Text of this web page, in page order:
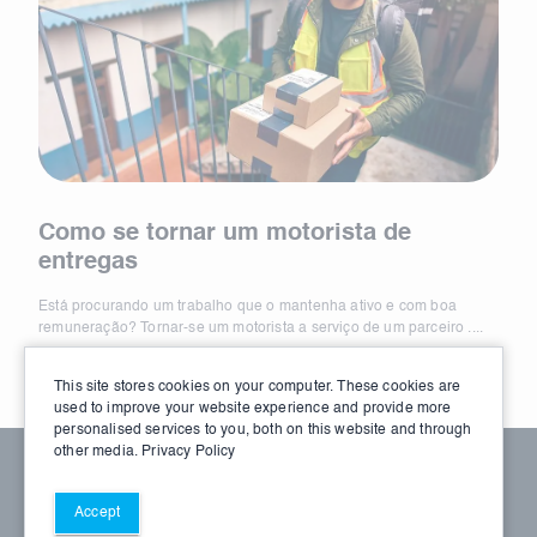
Como se tornar um motorista de
entregas
Está procurando um trabalho que o mantenha ativo e com boa
remuneração? Tornar-se um motorista a serviço de um parceiro ....
This site stores cookies on your computer. These cookies are
used to improve your website experience and provide more
personalised services to you, both on this website and through
other media. Privacy Policy
Accept